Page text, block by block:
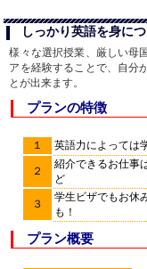
しっかり英語を身に
様々な選択授業、厳しい母
アを経験することで、自分
とが出来ます。
プランの特徴
１ 英語力によっては
２
紹介できるお仕事
ど
３
学生ビザでもお休
も！
プラン概要